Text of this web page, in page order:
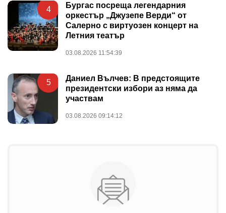
4
Бургас посреща легендарния
оркестър „Джузепе Верди“ от
Салерно с виртуозен концерт на
Летния театър
03.08.2026 11:54:39
5
Даниел Вълчев: В предстоящите
президентски избори аз няма да
участвам
03.08.2026 09:14:12